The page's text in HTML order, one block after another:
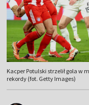
Kacper Potulski strzelił gola w
rekordy (fot. Getty Images)